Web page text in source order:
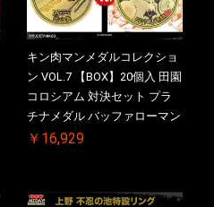
キン肉マンメダルコレクショ
ン VOL.7 【BOX】20個入 田園
コロシアム 対決セット プラ
チナメダル バッファローマン
2.0 顎髭 Ver. VS. 光の矢 ケー
【二次受注分】2026/10/30 一
￥16,929